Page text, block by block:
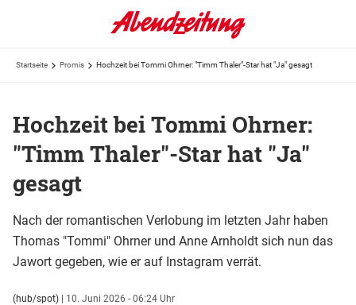
Startseite Promis Hochzeit bei Tommi Ohrner: "Timm Thaler"-Star hat "Ja" gesagt
Hochzeit bei Tommi Ohrner:
"Timm Thaler"-Star hat "Ja"
gesagt
Nach der romantischen Verlobung im letzten Jahr haben
Thomas "Tommi" Ohrner und Anne Arnholdt sich nun das
Jawort gegeben, wie er auf Instagram verrät.
(hub/spot) | 10. Juni 2026 - 06:24 Uhr